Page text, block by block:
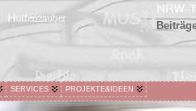
SERVICES PROJEKTE&IDEEN